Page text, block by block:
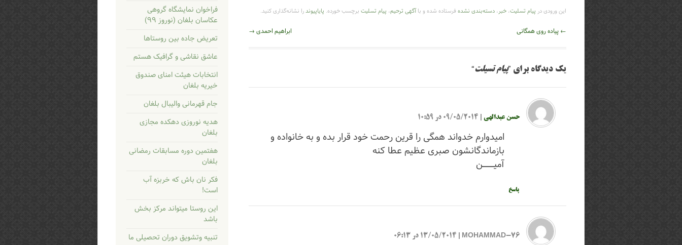
تعریف می‌شود…
وبلاگ اعلام داشتندبیشتربه
موضوعات…
این ورودی در پیام تسلیت، خبر، دسته‌بندی نشده فرستاده شده و باآگهی ترحیم، پیام تسلیت برچسب خورده. پایاپیوندرا نشانه‌گذاری کنید.
ناوبری
← پیاده روی همگانی ابراهیم احمدی →
یک دیدگاه برای ”پیام تسیلت“
حسن عبدالهی 09/05/2014 در 10:59
امیدوارم خدواند همگی را قرین رحمت خود قرار بده و به خانواده و
بازماندگانشون صبری عظیم عطا کنه
آمیـــــــــــن
پاسخ
MOHAMMAD-76 13/05/2014 در 06:13
فراخوان نمایشگاه گروهی
عکاسان بلغان (نوروز ۹۹)
تعریض جاده بین روستاها
عاشق نقاشی و گرافیک هستم
انتخابات هیئت امنای صندوق
خیریه بلغان
جام قهرمانی والیبال بلغان
هدیه نوروزی دهکده مجازی
بلغان
هفتمین دوره مسابقات رمضانی
بلغان
فکر نان باش که خربزه آب
است!
این روستا میتواند مرکز بخش
باشد
تنبیه وتشویق دوران تحصیلی ما